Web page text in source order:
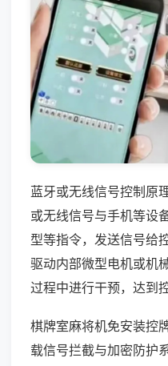
蓝牙或无线信号控制原
或无线信号与手机等设
型等指令，发送信号给
驱动内部微型电机或机
过程中进行干预，达到
棋牌室麻将机免安装控
载信号拦截与加密防护